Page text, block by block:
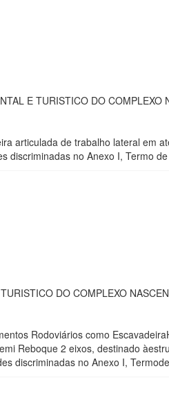
E TURISTICO DO COMPLEXO
articulada de trabalho lateral em
discriminadas no Anexo I, Termo
DO COMPLEXO
Rodoviários como
Reboque 2 eixos, destinado
discriminadas no Anexo I,